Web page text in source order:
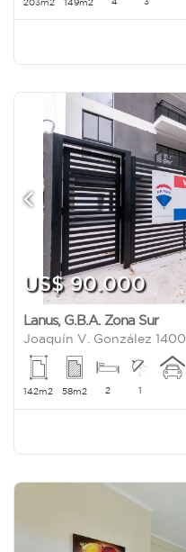
203m2 149m2
US$ 90.000
Lanus, G.B.A. Zona Sur
Joaquín V. González 1400
142m2 58m2 2 1